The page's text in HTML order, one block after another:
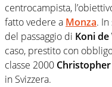
centrocampista,
fatto vedere a Monza.
del passaggio di Koni
caso, prestito con
classe 2000
in Svizzera.